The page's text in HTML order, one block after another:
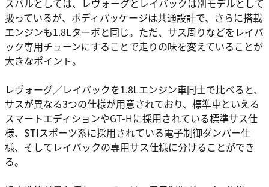
スバルとしては、レヴォーグとレイバックは別モデルとして
扱っているが、ボディパッケージは共通設計で、さらに搭載
エンジンも1.8Lターボと同じ。ただ、サス周りなどをレイバ
ック専用チューンにすることで走りの味を変えていることが
大きなポイント。
レヴォーグ／レイバックを1.8Lエンジン車同士で比べると、
サスが異なる3つの仕様が用意されており、標準車といえる
スマートエディションやGT-Hに採用されている標準サス仕
様、STIスポーツ系に採用されている電子制御ダンパー仕
様、そしてレイバックの専用サス仕様に分けることができ
る。